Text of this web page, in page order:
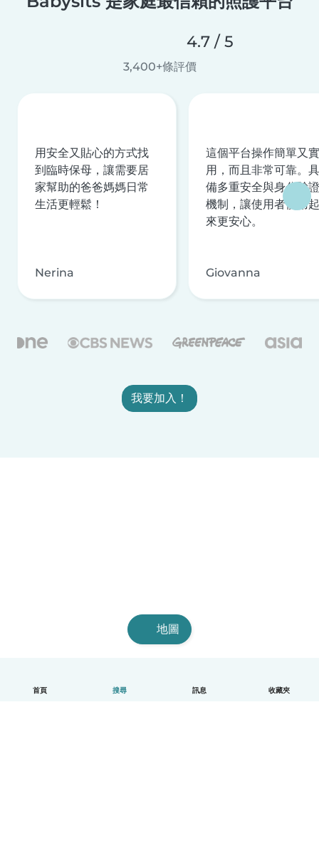
首頁 搜尋 訊息 收藏夾
4.7 / 5
3,400+條評價
用安全又貼心的方式找
到臨時保母，讓需要居
家幫助的爸爸媽媽日常
生活更輕鬆！
Nerina
這個平台操作簡單又實
用，而且非常可靠。具
備多重安全與身分驗證
機制，讓使用者使用起
來更安心。
Giovanna
我要加入！
地圖